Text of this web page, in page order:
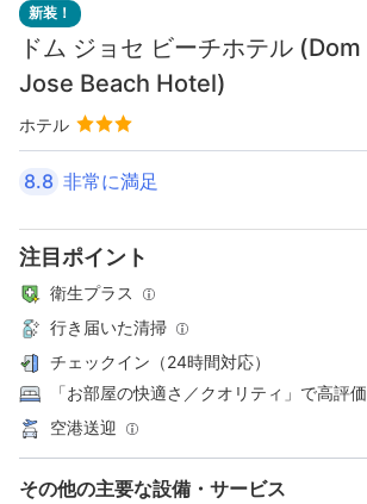
新装！
ドム ジョセ ビーチホテル (Dom
Jose Beach Hotel)
ホテル
8.8 非常に満足
注目ポイント
衛生プラス
行き届いた清掃
チェックイン（24時間対応）
「お部屋の快適さ／クオリティ」で高評価
空港送迎
その他の主要な設備・サービス